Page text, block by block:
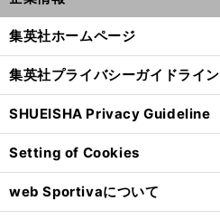
集英社ホームページ
集英社プライバシーガイドライン
SHUEISHA Privacy Guideline
Setting of Cookies
web Sportivaについて